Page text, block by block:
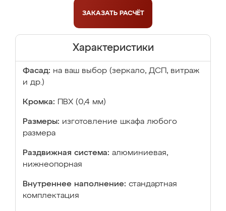
ЗАКАЗАТЬ РАСЧЁТ
Характеристики
Фасад: на ваш выбор (зеркало, ДСП, витраж
и др.)
Кромка: ПВХ (0,4 мм)
Размеры: изготовление шкафа любого
размера
Раздвижная система: алюминиевая,
нижнеопорная
Внутреннее наполнение: стандартная
комплектация